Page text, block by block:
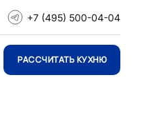
+7 (495) 500-04-04
РАССЧИТАТЬ КУХНЮ